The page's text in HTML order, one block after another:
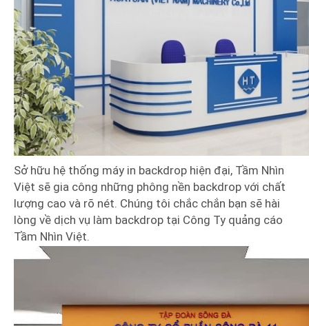
Sở hữu hệ thống máy in backdrop hiện đại, Tầm Nhìn
Việt sẽ gia công những phông nền backdrop với chất
lượng cao và rõ nét. Chúng tôi chắc chắn bạn sẽ hài
lòng về dịch vụ làm backdrop tại Công Ty quảng cáo
Tầm Nhìn Việt.